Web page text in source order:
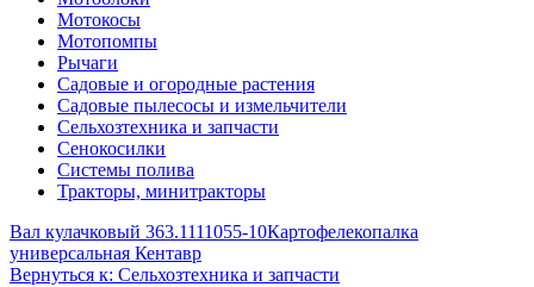
Мотокосы
Мотопомпы
Рычаги
Садовые и огородные растения
Садовые пылесосы и измельчители
Сельхозтехника и запчасти
Сенокосилки
Системы полива
Тракторы, минитракторы
Вал кулачковый 363.1111055-10Картофелекопалка
универсальная Кентавр
Вернуться к: Сельхозтехника и запчасти